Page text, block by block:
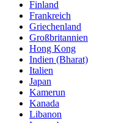
Finland
Frankreich
Griechenland
Großbritannien
Hong Kong
Indien (Bharat)
Italien
Japan
Kamerun
Kanada
Libanon